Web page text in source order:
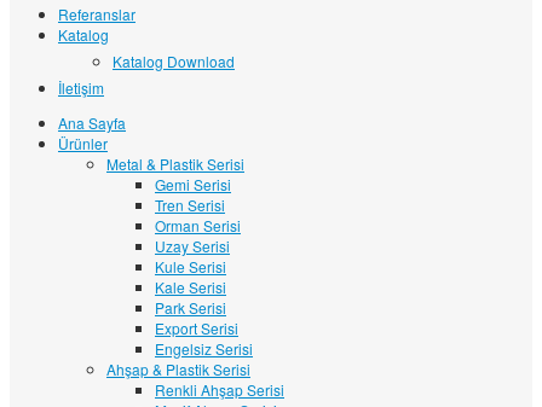
Referanslar
Katalog
Katalog Download
İletişim
Ana Sayfa
Ürünler
Metal & Plastik Serisi
Gemi Serisi
Tren Serisi
Orman Serisi
Uzay Serisi
Kule Serisi
Kale Serisi
Park Serisi
Export Serisi
Engelsiz Serisi
Ahşap & Plastik Serisi
Renkli Ahşap Serisi